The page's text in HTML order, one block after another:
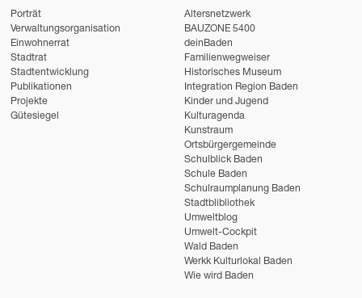
Porträt
Verwaltungsorganisation
Einwohnerrat
Stadtrat
Stadtentwicklung
Publikationen
Projekte
Gütesiegel
Altersnetzwerk
BAUZONE 5400
deinBaden
Familienwegweiser
Historisches Museum
Integration Region Baden
Kinder und Jugend
Kulturagenda
Kunstraum
Ortsbürgergemeinde
Schulblick Baden
Schule Baden
Schulraumplanung Baden
Stadtblibliothek
Umweltblog
Umwelt-Cockpit
Wald Baden
Werkk Kulturlokal Baden
Wie wird Baden